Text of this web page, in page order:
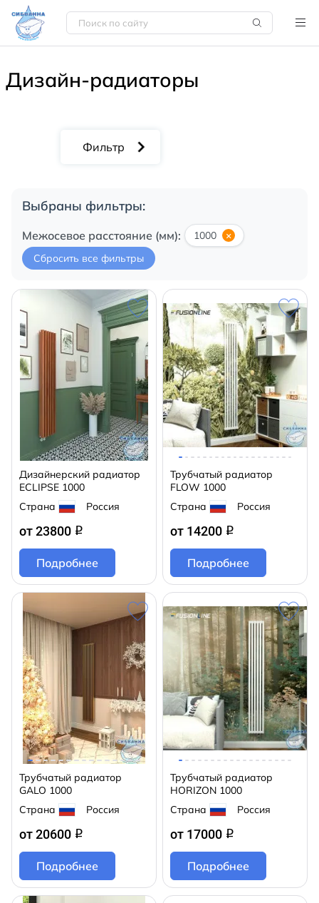
Дизайн-радиаторы
Выбраны фильтры:
Межосевое расстояние (мм): 1000
×
Сбросить все фильтры
Дизайнерский радиатор
ECLIPSE 1000
Страна
Россия
от 23800 q
Подробнее
Трубчатый радиатор
FLOW 1000
Страна
Россия
от 14200 q
Подробнее
Трубчатый радиатор
GALO 1000
Страна
Россия
от 20600 q
Подробнее
Трубчатый радиатор
HORIZON 1000
Страна
Россия
от 17000 q
Подробнее